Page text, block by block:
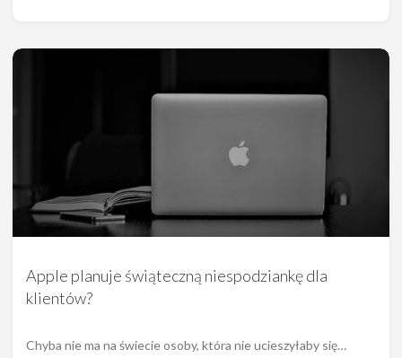
Apple planuje świąteczną niespodziankę dla
klientów?
Chyba nie ma na świecie osoby, która nie ucieszyłaby się…